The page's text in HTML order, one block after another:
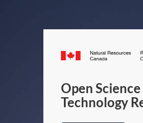
Open Science
Technology